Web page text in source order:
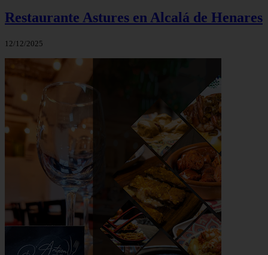
Restaurante Astures en Alcalá de Henares
12/12/2025